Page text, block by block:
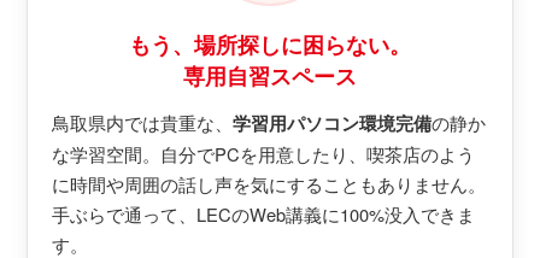
もう、場所探しに困らない。
専用自習スペース
鳥取県内では貴重な、 学習用パソコン環境完備の静か
な学習空間。自分でPCを用意したり、喫茶店のよう
に時間や周囲の話し声を気にすることもありません。
手ぶらで通って、LECのWeb講義に100%没入できま
す。